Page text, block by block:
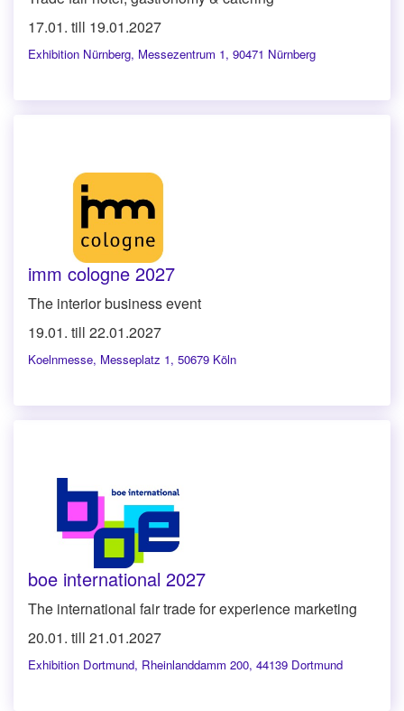
17.01. till 19.01.2027
Exhibition Nürnberg, Messezentrum 1, 90471 Nürnberg
imm cologne 2027
The interior business event
19.01. till 22.01.2027
Koelnmesse, Messeplatz 1, 50679 Köln
boe international 2027
The international fair trade for experience marketing
20.01. till 21.01.2027
Exhibition Dortmund, Rheinlanddamm 200, 44139 Dortmund